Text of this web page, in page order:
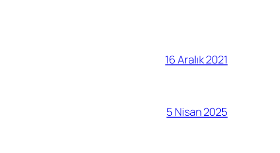
16 Aralık 2021
5 Nisan 2025